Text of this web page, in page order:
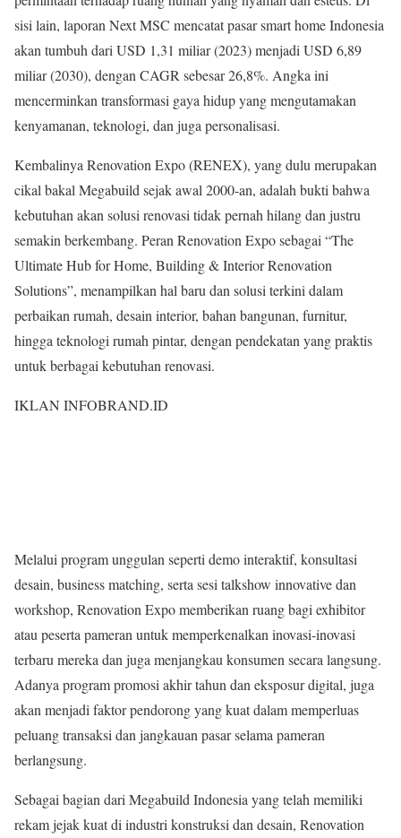
sisi lain, laporan Next MSC mencatat pasar smart home Indonesia
akan tumbuh dari USD 1,31 miliar (2023) menjadi USD 6,89
miliar (2030), dengan CAGR sebesar 26,8%. Angka ini
mencerminkan transformasi gaya hidup yang mengutamakan
kenyamanan, teknologi, dan juga personalisasi.
Kembalinya Renovation Expo (RENEX), yang dulu merupakan
cikal bakal Megabuild sejak awal 2000-an, adalah bukti bahwa
kebutuhan akan solusi renovasi tidak pernah hilang dan justru
semakin berkembang. Peran Renovation Expo sebagai “The
Ultimate Hub for Home, Building & Interior Renovation
Solutions”, menampilkan hal baru dan solusi terkini dalam
perbaikan rumah, desain interior, bahan bangunan, furnitur,
hingga teknologi rumah pintar, dengan pendekatan yang praktis
untuk berbagai kebutuhan renovasi.
IKLAN INFOBRAND.ID
Melalui program unggulan seperti demo interaktif, konsultasi
desain, business matching, serta sesi talkshow innovative dan
workshop, Renovation Expo memberikan ruang bagi exhibitor
atau peserta pameran untuk memperkenalkan inovasi-inovasi
terbaru mereka dan juga menjangkau konsumen secara langsung.
Adanya program promosi akhir tahun dan eksposur digital, juga
akan menjadi faktor pendorong yang kuat dalam memperluas
peluang transaksi dan jangkauan pasar selama pameran
berlangsung.
Sebagai bagian dari Megabuild Indonesia yang telah memiliki
rekam jejak kuat di industri konstruksi dan desain, Renovation